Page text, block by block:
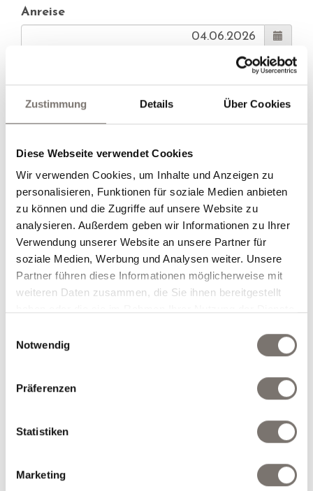
Zustimmung Details Über Cookies
Diese Webseite verwendet Cookies
Wir verwenden Cookies, um Inhalte und Anzeigen zu
personalisieren, Funktionen für soziale Medien anbieten
zu können und die Zugriffe auf unsere Website zu
analysieren. Außerdem geben wir Informationen zu Ihrer
Verwendung unserer Website an unsere Partner für
soziale Medien, Werbung und Analysen weiter. Unsere
Partner führen diese Informationen möglicherweise mit
weiteren Daten zusammen, die Sie ihnen bereitgestellt
Notwendig
Präferenzen
Statistiken
Marketing
Anreise
Alternative Anreise
Alternative Abreise
Zimmertyp und Anzahl der Personen
auswählen
Zimmertyp auswählen*
Anzahl
*